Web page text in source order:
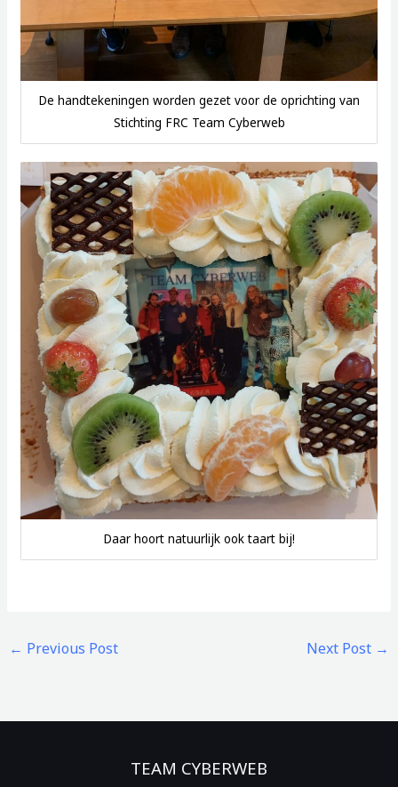
De handtekeningen worden gezet voor de oprichting van
Stichting FRC Team Cyberweb
Daar hoort natuurlijk ook taart bij!
← Previous Post Next Post →
TEAM CYBERWEB